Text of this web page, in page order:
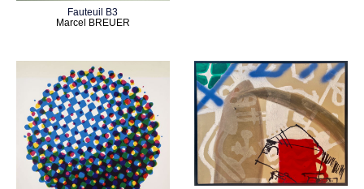
Fauteuil B3
Marcel BREUER